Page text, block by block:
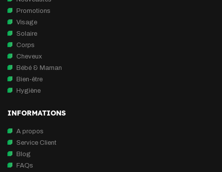
Promotions
Visage
Solaire
Corps
Cheveux
Bébé & Maman
Bien-être
Hygiène
INFORMATIONS
A propos
Service Client
Blog
FAQs